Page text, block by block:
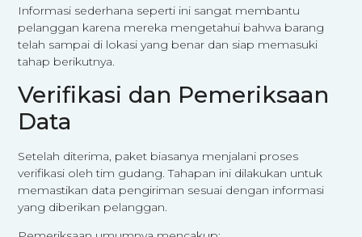
Informasi sederhana seperti ini sangat membantu
pelanggan karena mereka mengetahui bahwa barang
telah sampai di lokasi yang benar dan siap memasuki
tahap berikutnya.
Verifikasi dan Pemeriksaan
Data
Setelah diterima, paket biasanya menjalani proses
verifikasi oleh tim gudang. Tahapan ini dilakukan untuk
memastikan data pengiriman sesuai dengan informasi
yang diberikan pelanggan.